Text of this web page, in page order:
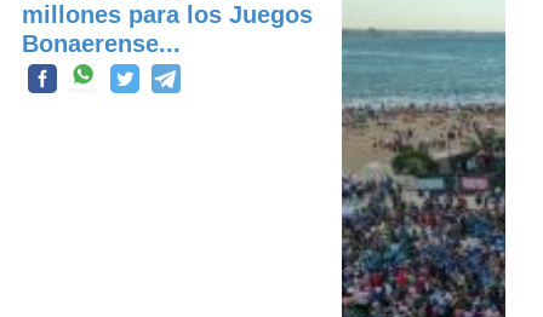
millones para los Juegos
Bonaerense...